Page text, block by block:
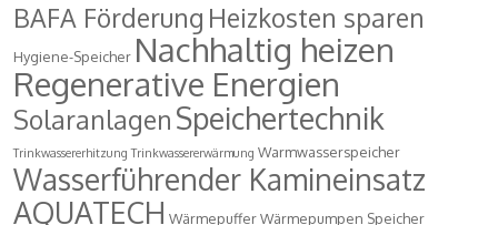
BAFA Förderung Heizkosten sparen
Hygiene-Speicher Nachhaltig heizen
Regenerative Energien
Solaranlagen Speichertechnik
Trinkwassererhitzung Trinkwassererwärmung Warmwasserspeicher
Wasserführender Kamineinsatz
AQUATECH WärmepufferWärmepumpen Speicher